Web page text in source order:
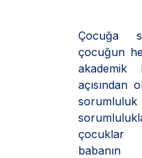
Çocuğa
çocuğun
akademik
açısından
çocuklar